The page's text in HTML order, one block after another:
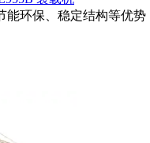
能环保、稳定结构等优